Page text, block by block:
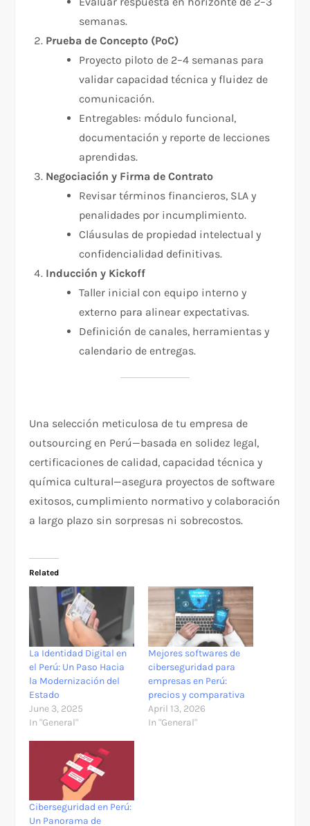
semanas.
Prueba de Concepto (PoC)
Proyecto piloto de 2–4 semanas para
validar capacidad técnica y fluidez de
comunicación.
Entregables: módulo funcional,
documentación y reporte de lecciones
aprendidas.
Negociación y Firma de Contrato
Revisar términos financieros, SLA y
penalidades por incumplimiento.
Cláusulas de propiedad intelectual y
confidencialidad definitivas.
Inducción y Kickoff
Taller inicial con equipo interno y
externo para alinear expectativas.
Definición de canales, herramientas y
calendario de entregas.
Una selección meticulosa de tu empresa de
outsourcing en Perú—basada en solidez legal,
certificaciones de calidad, capacidad técnica y
química cultural—asegura proyectos de software
exitosos, cumplimiento normativo y colaboración
a largo plazo sin sorpresas ni sobrecostos.
Related
La Identidad Digital en
el Perú: Un Paso Hacia
la Modernización del
Estado
June 3, 2025
In "General"
Mejores softwares de
ciberseguridad para
empresas en Perú:
precios y comparativa
April 13, 2026
In "General"
Ciberseguridad en Perú:
Un Panorama de